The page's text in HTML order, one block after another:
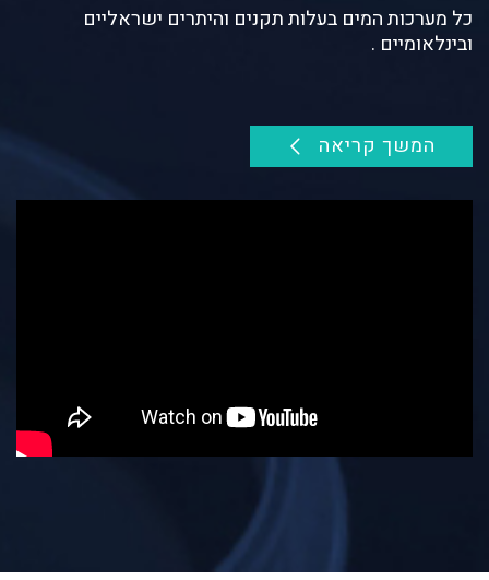
כל מערכות המים בעלות תקנים והיתרים ישראליים
ובינלאומיים .
המשך קריאה